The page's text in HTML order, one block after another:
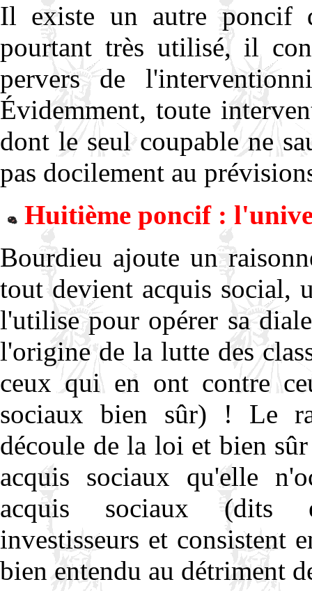
Il existe un autre poncif
pourtant très utilisé, il
pervers de
Évidemment, toute
dont le seul coupable ne
pas docilement au
Huitième poncif :
Bourdieu ajoute un
tout devient acquis social,
l'utilise pour opérer sa
l'origine de la lutte des
ceux qui en ont contre
sociaux bien sûr) ! Le
découle de la loi et bien
acquis sociaux qu'elle
acquis sociaux (dits
investisseurs et consistent
bien entendu au détriment